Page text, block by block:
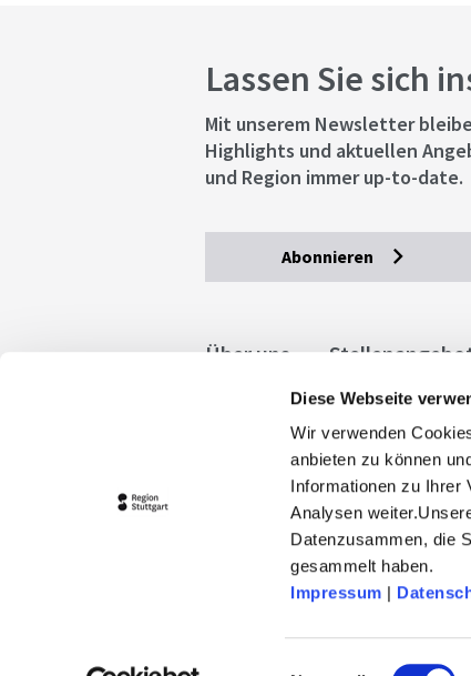
Diese Webseite
Wir verwenden
anbieten zu können
Informationen zu Ihrer
Analysen
Datenzusammen, die
gesammelt haben.
Impressum |
Einwilligungsauswahl
Lassen Sie sich
Mit unserem Newsletter
Highlights und aktuellen
und Region immer up-to-date.
Abonnieren
Über uns
Allgemeine
stuttgart.de
© 2026 Stuttgart-Marketing
stuttgart-tourist.de und